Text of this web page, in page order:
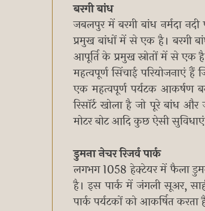
बरगी बांध
जबलपुर में बरगी बांध नर्मदा
प्रमुख बांधों में से एक है। बरगी
आपूर्ति के प्रमुख स्रोतों में से एक
महत्वपूर्ण सिंचाई परियोजनाएं हैं
एक महत्वपूर्ण पर्यटक आकर्षण
रिसॉर्ट खोला है जो पूरे बांध
मोटर बोट आदि कुछ ऐसी
डुमना नेचर रिजर्व पार्क
लगभग 1058 हेक्टेयर में फैला
है। इस पार्क में जंगली सूअर,
पार्क पर्यटकों को आकर्षित